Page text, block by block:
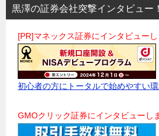
黒澤の証券会社突撃インタビュー！
[PR]マネックス証券にインタビューし
初心者の方にトータルで始めやすい環
GMOクリック証券にインタビューし